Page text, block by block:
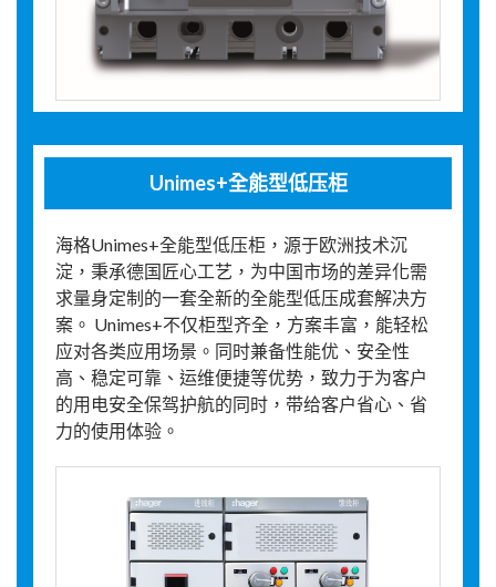
Unimes+全能型低压柜
海格Unimes+全能型低压柜，源于欧洲技术沉
淀，秉承德国匠心工艺，为中国市场的差异化需
求量身定制的一套全新的全能型低压成套解决方
案。 Unimes+不仅柜型齐全，方案丰富，能轻松
应对各类应用场景。同时兼备性能优、安全性
高、稳定可靠、运维便捷等优势，致力于为客户
的用电安全保驾护航的同时，带给客户省心、省
力的使用体验。